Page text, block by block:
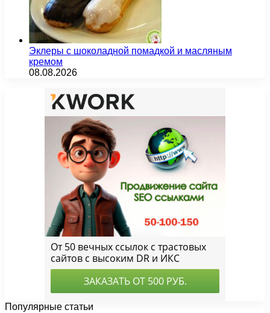
Эклеры с шоколадной помадкой и масляным
кремом
08.08.2026
Популярные статьи